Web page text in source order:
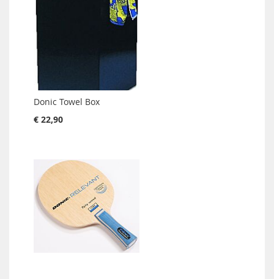
Donic Towel Box
€ 22,90